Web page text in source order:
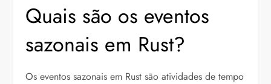
Quais são os eventos
sazonais em Rust?
Os eventos sazonais em Rust são atividades de tempo